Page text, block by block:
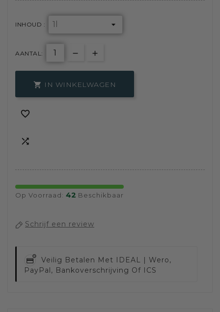
INHOUD :
AANTAL:
 IN WINKELWAGEN


Op Voorraad: 42 Beschikbaar
Schrijf een review
Veilig Betalen Met IDEAL | Wero,
PayPal, Bankoverschrijving Of ICS